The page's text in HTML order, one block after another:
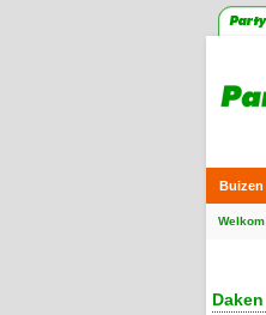
Buizen
Welkom
Daken